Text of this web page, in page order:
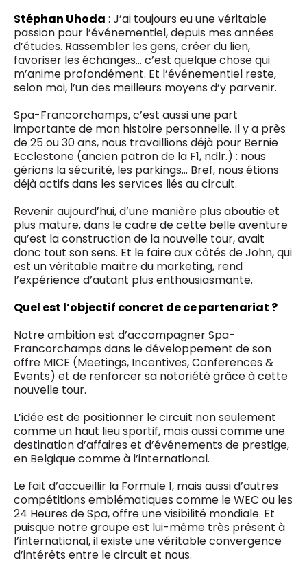
Stéphan Uhoda : J’ai toujours eu une véritable
passion pour l’événementiel, depuis mes années
d’études. Rassembler les gens, créer du lien,
favoriser les échanges… c’est quelque chose qui
m’anime profondément. Et l’événementiel reste,
selon moi, l’un des meilleurs moyens d’y parvenir.
Spa-Francorchamps, c’est aussi une part
importante de mon histoire personnelle. Il y a près
de 25 ou 30 ans, nous travaillions déjà pour Bernie
Ecclestone (ancien patron de la F1, ndlr.) : nous
gérions la sécurité, les parkings… Bref, nous étions
déjà actifs dans les services liés au circuit.
Revenir aujourd’hui, d’une manière plus aboutie et
plus mature, dans le cadre de cette belle aventure
qu’est la construction de la nouvelle tour, avait
donc tout son sens. Et le faire aux côtés de John, qui
est un véritable maître du marketing, rend
l’expérience d’autant plus enthousiasmante.
Quel est l’objectif concret de ce partenariat ?
Notre ambition est d’accompagner Spa-
Francorchamps dans le développement de son
offre MICE (Meetings, Incentives, Conferences &
Events) et de renforcer sa notoriété grâce à cette
nouvelle tour.
L’idée est de positionner le circuit non seulement
comme un haut lieu sportif, mais aussi comme une
destination d’affaires et d’événements de prestige,
en Belgique comme à l’international.
Le fait d’accueillir la Formule 1, mais aussi d’autres
compétitions emblématiques comme le WEC ou les
24 Heures de Spa, offre une visibilité mondiale. Et
puisque notre groupe est lui-même très présent à
l’international, il existe une véritable convergence
d’intérêts entre le circuit et nous.